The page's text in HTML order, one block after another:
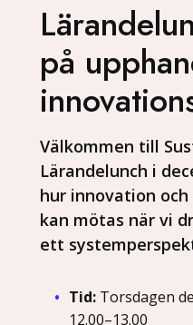
på
Välkommen till
Lärandelunch i
hur innovation
kan mötas när vi
ett
Tid: Torsdagen
12.00–13.00